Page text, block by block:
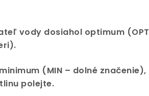
vody dosiahol optimum (OPT
(MIN – dolné značenie),
polejte.